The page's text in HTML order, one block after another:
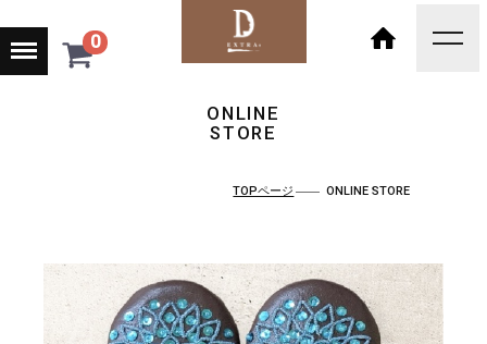
ONLINE
STORE
TOPページ ONLINE STORE
0
Menu